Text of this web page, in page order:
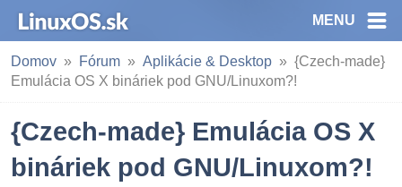
MENU
Domov Fórum Aplikácie & Desktop
{Czech-made}
Emulácia OS X bináriek pod GNU/Linuxom?!
{Czech-made} Emulácia OS X
bináriek pod GNU/Linuxom?!